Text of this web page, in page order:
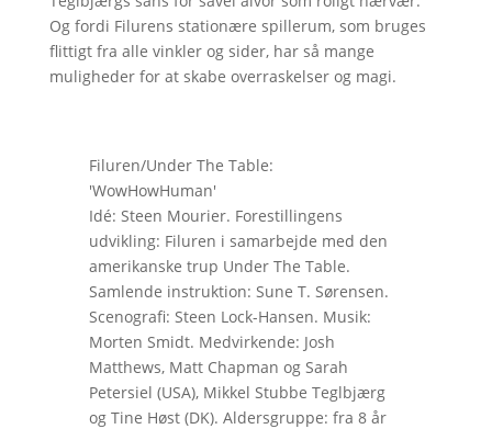
Og fordi Filurens stationære spillerum, som bruges
flittigt fra alle vinkler og sider, har så mange
muligheder for at skabe overraskelser og magi.
Filuren/Under The Table:
'WowHowHuman'
Idé: Steen Mourier. Forestillingens
udvikling: Filuren i samarbejde med den
amerikanske trup Under The Table.
Samlende instruktion: Sune T. Sørensen.
Scenografi: Steen Lock-Hansen. Musik:
Morten Smidt. Medvirkende: Josh
Matthews, Matt Chapman og Sarah
Petersiel (USA), Mikkel Stubbe Teglbjærg
og Tine Høst (DK). Aldersgruppe: fra 8 år